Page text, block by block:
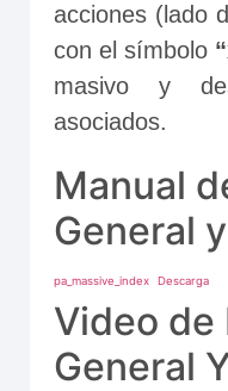
acciones (lado
con el símbolo
masivo y
asociados.
Manual
General
pa_massive_index Descarga
Video de
General